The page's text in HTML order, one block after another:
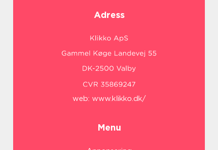
Adress
web: www.klikko.dk/
Menu